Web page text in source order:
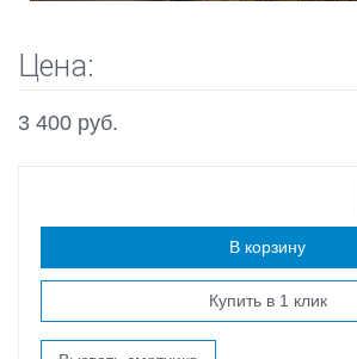
Цена:
3 400 руб.
В корзину
Купить в 1 клик